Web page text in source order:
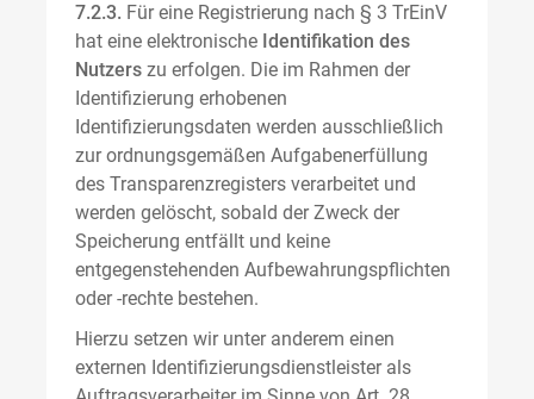
7.2.3. Für eine Registrierung nach § 3 TrEinV
hat eine elektronische Identifikation des
Nutzers zu erfolgen. Die im Rahmen der
Identifizierung erhobenen
Identifizierungsdaten werden ausschließlich
zur ordnungsgemäßen Aufgabenerfüllung
des Transparenzregisters verarbeitet und
werden gelöscht, sobald der Zweck der
Speicherung entfällt und keine
entgegenstehenden Aufbewahrungspflichten
oder -rechte bestehen.
Hierzu setzen wir unter anderem einen
externen Identifizierungsdienstleister als